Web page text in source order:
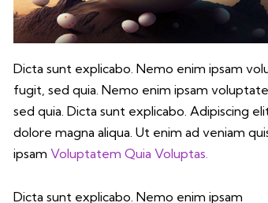
Dicta sunt explicabo. Nemo enim ipsam
fugit, sed quia. Nemo enim ipsam
sed quia. Dicta sunt explicabo. Adipiscing
dolore magna aliqua. Ut enim ad veniam
ipsam Voluptatem Quia Voluptas.
Dicta sunt explicabo. Nemo enim ipsam